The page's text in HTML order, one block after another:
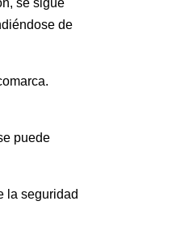
se sigue
de
puede
la seguridad